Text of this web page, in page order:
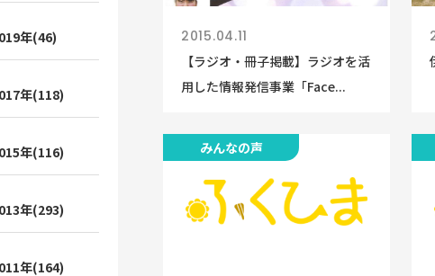
2015.04.11
【ラジオ・冊子掲載】ラジオを活
用した情報発信事業「Face...
みんなの声
年(46)
年(118)
年(116)
年(293)
年(164)